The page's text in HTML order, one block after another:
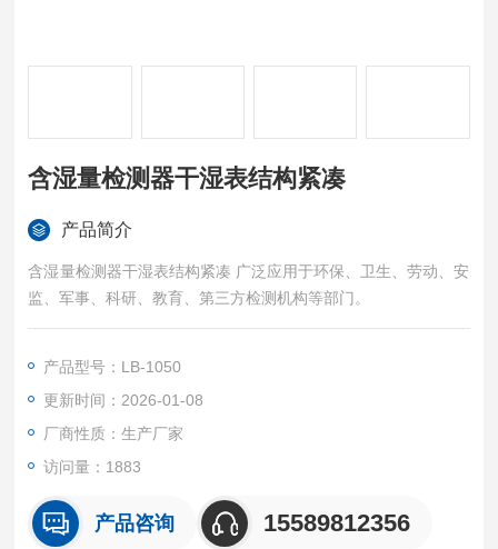
含湿量检测器干湿表结构紧凑
产品简介
含湿量检测器干湿表结构紧凑 广泛应用于环保、卫生、劳动、安
监、军事、科研、教育、第三方检测机构等部门。
产品型号：LB-1050
更新时间：2026-01-08
厂商性质：生产厂家
访问量：1883
产品咨询 15589812356